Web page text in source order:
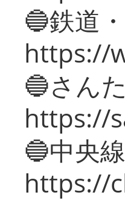
🔵鉄道
https://
🔵さん
https://
🔵中央
https://